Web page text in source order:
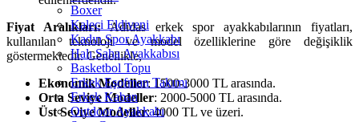
Fiyat Aralıkları:Adidas erkek spor ayakkabılarının fiyatları,
kullanılan teknoloji ve model özelliklerine göre değişiklik
göstermektedir. Genellikle,
Ekonomik Modeller: 1500-3000 TL arasında.
Orta Seviye Modeller: 2000-5000 TL arasında.
Üst Seviye Modeller: 4000 TL ve üzeri.
Boxer
Kaleci Eldiveni
Kadın Spor Ayakkabı
Halı Saha Ayakkabısı
Basketbol Topu
Erkek Eşofman Takımı
Erkek Kaban
Outdoor Ayakkabı